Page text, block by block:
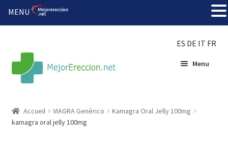
ES DE IT FR
Menu
Roue de la fortune
Accueil VIAGRA Genérico
Kamagra Oral Jelly 100mg
kamagra oral jelly 100mg
MENU